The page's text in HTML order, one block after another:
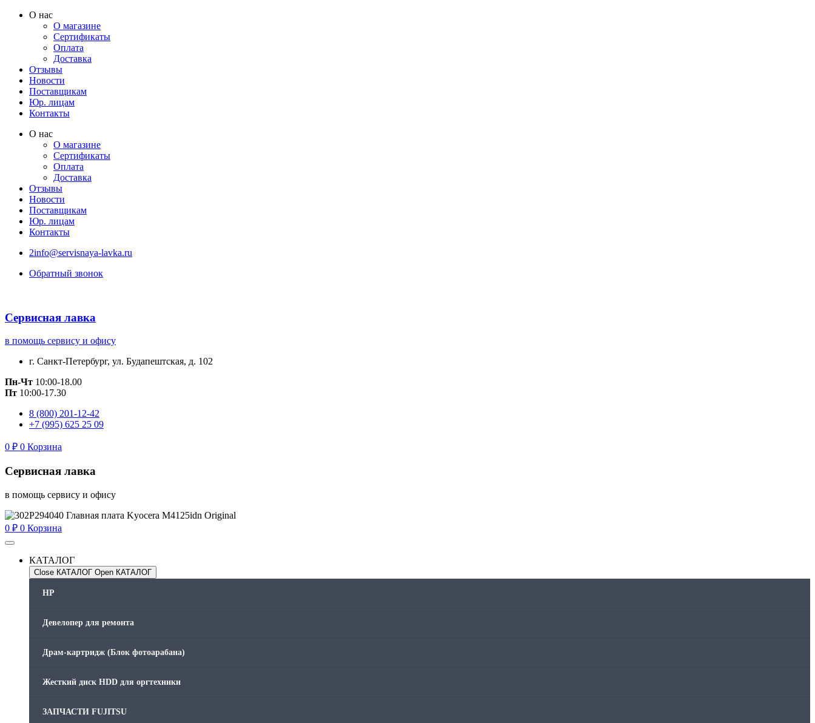
Перейти
содержимому
О нас
О магазине
Сертификаты
Оплата
Доставка
Отзывы
Новости
Поставщикам
Юр. лицам
Контакты
О нас
О магазине
Сертификаты
Оплата
Доставка
Отзывы
Новости
Поставщикам
Юр. лицам
Контакты
2info@servisnaya-lavka.ru
Обратный звонок
Сервисная лавка
в помощь сервису и офису
г. Санкт-Петербург, ул. Будапештская, д. 102
Пн-Чт 10:00-18.00
Пт 10:00-17.30
8 (800) 201-12-42
+7 (995) 625 25 09
0 ₽ 0 Корзина
Сервисная лавка
в помощь сервису и офису
0 ₽ 0 Корзина
КАТАЛОГ
Close КАТАЛОГ Open КАТАЛОГ
HP
Девелопер для ремонта
Драм-картридж (Блок фотоарабана)
Жесткий диск HDD для оргтехники
ЗАПЧАСТИ FUJITSU